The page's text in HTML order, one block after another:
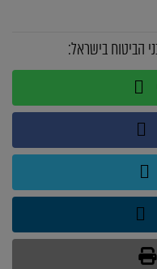
הביטוח בישראל: